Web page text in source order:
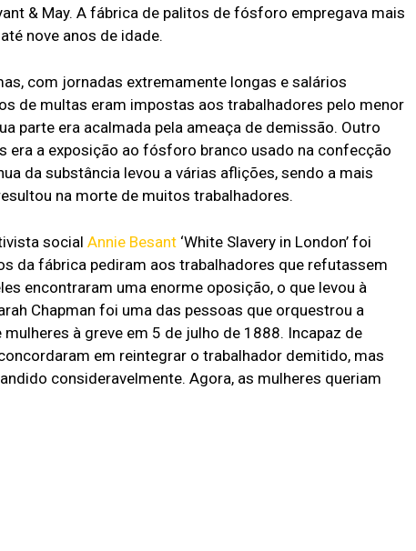
& May. A fábrica de palitos de fósforo empregava mais
nove anos de idade.
com jornadas extremamente longas e salários
de multas eram impostas aos trabalhadores pelo menor
parte era acalmada pela ameaça de demissão. Outro
era a exposição ao fósforo branco usado na confecção
da substância levou a várias aflições, sendo a mais
na morte de muitos trabalhadores.
social Annie Besant ‘White Slavery in London’ foi
da fábrica pediram aos trabalhadores que refutassem
encontraram uma enorme oposição, o que levou à
Chapman foi uma das pessoas que orquestrou a
à greve em 5 de julho de 1888. Incapaz de
em reintegrar o trabalhador demitido, mas
consideravelmente. Agora, as mulheres queriam